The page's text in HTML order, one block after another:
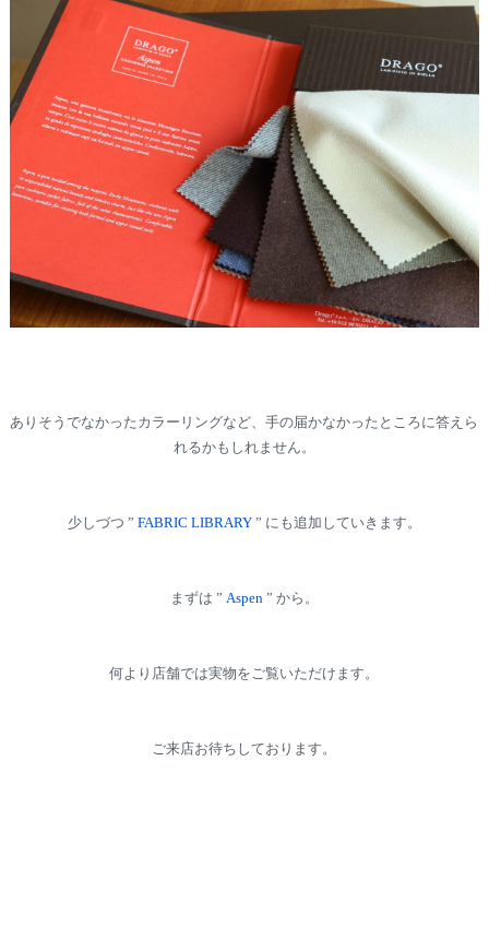
ありそうでなかったカラーリングなど、手の届かなかったところに答えら
れるかもしれません。
少しづつ ” FABRIC LIBRARY” にも追加していきます。
まずは ” Aspen” から。
何より店舗では実物をご覧いただけます。
ご来店お待ちしております。